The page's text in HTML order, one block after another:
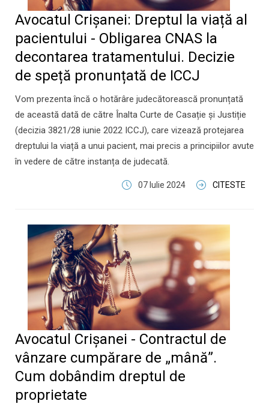
Avocatul Crișanei: Dreptul la viață al
pacientului - Obligarea CNAS la
decontarea tratamentului. Decizie
de speță pronunțată de ICCJ
Vom prezenta încă o hotărâre judecătorească pronunțată
de această dată de către Înalta Curte de Casație și Justiție
(decizia 3821/28 iunie 2022 ICCJ), care vizează protejarea
dreptului la viață a unui pacient, mai precis a principiilor avute
în vedere de către instanța de judecată.
07 Iulie 2024 CITESTE
Avocatul Crișanei - Contractul de
vânzare cumpărare de „mână”.
Cum dobândim dreptul de
proprietate